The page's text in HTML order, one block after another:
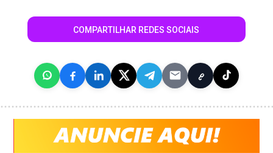
COMPARTILHAR REDES SOCIAIS